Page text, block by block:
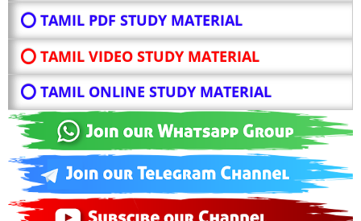
⭕ TAMIL PDF STUDY MATERIAL
⭕ TAMIL VIDEO STUDY MATERIAL
⭕ TAMIL ONLINE STUDY MATERIAL